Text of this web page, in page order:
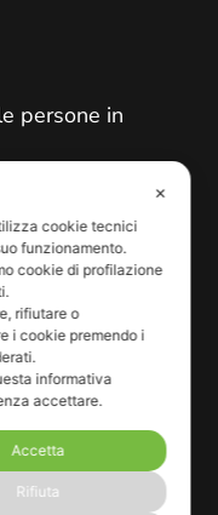
persone in
✕
cookie tecnici
funzionamento.
cookie di profilazione
rifiutare o
i cookie premendo i
informativa
accettare.
Accetta
Rifiuta